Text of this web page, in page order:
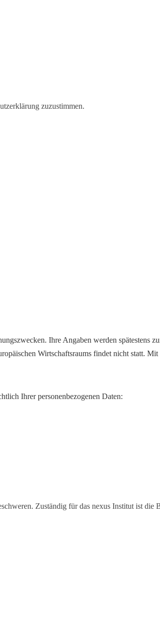
zuzustimmen.
Ihre Angaben werden spätestens
Wirtschaftsraums findet nicht statt.
Ihrer personenbezogenen Daten:
Zuständig für das nexus Institut ist